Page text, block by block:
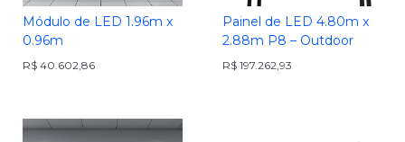
Módulo de LED 1.96m x
0.96m
R$ 40.602,86
Painel de LED 4.80m x
2.88m P8 – Outdoor
R$ 197.262,93